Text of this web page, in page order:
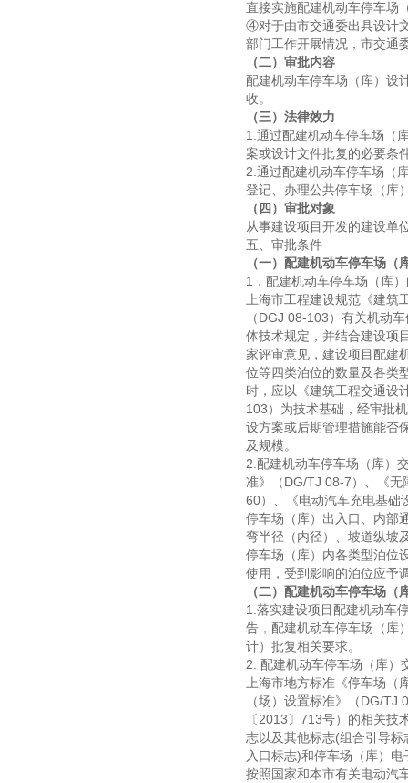
直接实施配建机动车停车场
④对于由市交通委出具设计
部门工作开展情况，市交通
（二）审批内容
配建机动车停车场（库）设
收。
（三）法律效力
1.通过配建机动车停车场（
案或设计文件批复的必要条
2.通过配建机动车停车场（
登记、办理公共停车场（库
（四）审批对象
从事建设项目开发的建设单
五、审批条件
（一）配建机动车停车场
1．配建机动车停车场（库
上海市工程建设规范《建
（DGJ 08-103）有关机动
体技术规定，并结合建设项
家评审意见，建设项目配建
位等四类泊位的数量及各类
时，应以《建筑工程交通设
103）为技术基础，经审批
设方案或后期管理措施能否
及规模。
2.配建机动车停车场（库）
准》（DG/TJ 08-7）、《无
60）、《电动汽车充电基础
停车场（库）出入口、内部
弯半径（内径）、坡道纵坡
停车场（库）内各类型泊位
使用，受到影响的泊位应予
（二）配建机动车停车场（
1.落实建设项目配建机动车
告，配建机动车停车场（库
计）批复相关要求。
2. 配建机动车停车场（库）
上海市地方标准《停车场
（场）设置标准》（DG/
〔2013〕713号）的相关
志以及其他标志(组合引导
入口标志)和停车场（库）
按照国家和本市有关电动汽